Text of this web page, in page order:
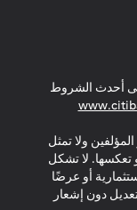
أحدث الشروط
in a new tab
ولا تمثل
تعكسها. لا تشكل
أو عرضًا
دون إشعار